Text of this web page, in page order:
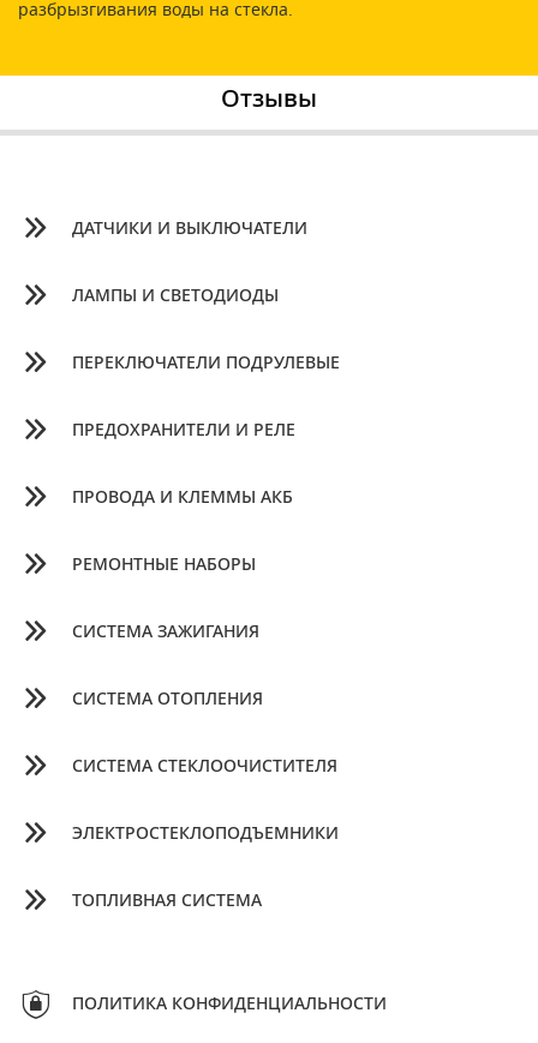
разбрызгивания воды на стекла.
Отзывы
ДАТЧИКИ И ВЫКЛЮЧАТЕЛИ
ЛАМПЫ И СВЕТОДИОДЫ
ПЕРЕКЛЮЧАТЕЛИ ПОДРУЛЕВЫЕ
ПРЕДОХРАНИТЕЛИ И РЕЛЕ
ПРОВОДА И КЛЕММЫ АКБ
РЕМОНТНЫЕ НАБОРЫ
СИСТЕМА ЗАЖИГАНИЯ
СИСТЕМА ОТОПЛЕНИЯ
СИСТЕМА СТЕКЛООЧИСТИТЕЛЯ
ЭЛЕКТРОСТЕКЛОПОДЪЕМНИКИ
ТОПЛИВНАЯ СИСТЕМА
ПОЛИТИКА КОНФИДЕНЦИАЛЬНОСТИ